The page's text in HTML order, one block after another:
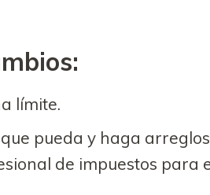
límite.
pueda y haga
de impuestos